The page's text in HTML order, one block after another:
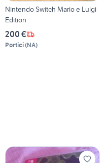
Nintendo Switch Mario e Luigi
Edition
200 €
Portici(NA)